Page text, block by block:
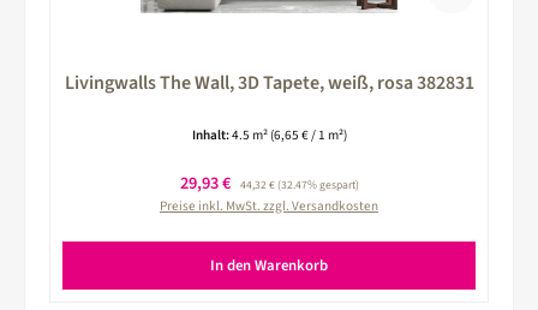
Livingwalls The Wall, 3D Tapete, weiß, rosa 382831
Inhalt:4.5 m² (6,65 € / 1 m²)
Verkaufspreis:
29,93 € Regulärer Preis:
44,32 €(32.47% gespart)
Preise inkl. MwSt. zzgl. Versandkosten
In den Warenkorb